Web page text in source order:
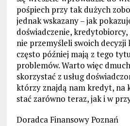
pośpiech przy tak dużych
jednak wskazany – jak
doświadczenie,
nie przemyśleli swoich
często później mają z tego
problemów. Warto więc
skorzystać z usług
którzy znajdą nam kredyt, na
stać zarówno teraz, jak i w
Doradca Finansowy Poznań